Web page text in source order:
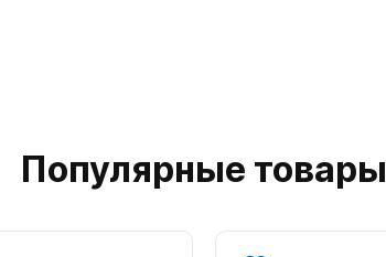
Популярные товары